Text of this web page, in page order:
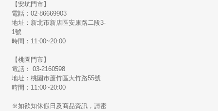
【安坑門市】
電話：02-86669903
地址：新北市新店區安康路二段3-
1號
時間：11:00~20:00
【桃園門市】
電話： 03-2160598
地址：桃園市蘆竹區大竹路55號
時間：11:00~20:00
※如欲知休假日及商品資訊，請密